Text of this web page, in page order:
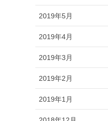
2019年5月
2019年4月
2019年3月
2019年2月
2019年1月